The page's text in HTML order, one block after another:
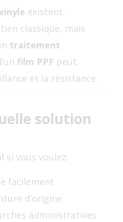
existent.
classique, mais
traitement
film PPF peut
et la résistance.
solution
si vous voulez:
facilement
d’origine
administratives